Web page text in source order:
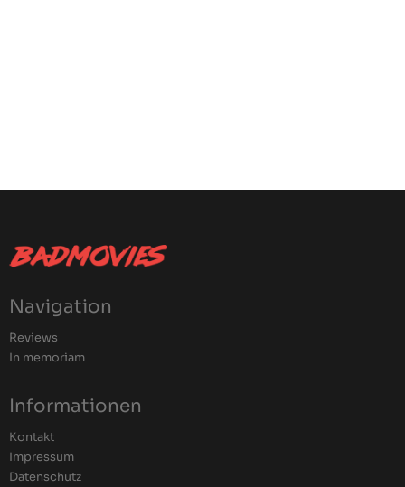
Navigation
Reviews
In memoriam
Informationen
Kontakt
Impressum
Datenschutz